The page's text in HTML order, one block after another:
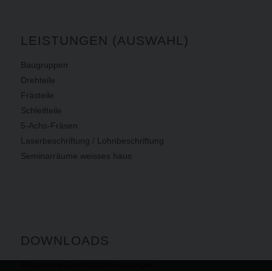
LEISTUNGEN (AUSWAHL)
Baugruppen
Drehteile
Frästeile
Schleifteile
5-Achs-Fräsen
Laserbeschriftung / Lohnbeschriftung
Seminarräume weisses haus
DOWNLOADS